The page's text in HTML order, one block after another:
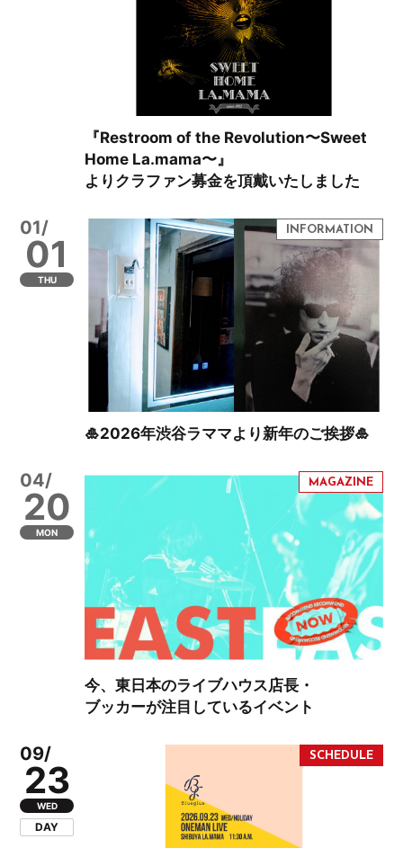
『Restroom of the Revolution〜Sweet
Home La.mama〜』
よりクラファン募金を頂戴いたしました
01/
01
THU
🎍2026年渋谷ラママより新年のご挨拶🎍
04/
20
MON
今、東日本のライブハウス店長・
ブッカーが注目しているイベント
09/
23
WED
DAY